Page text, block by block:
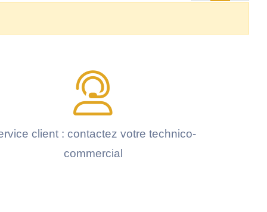
client : contactez votre technico-
commercial